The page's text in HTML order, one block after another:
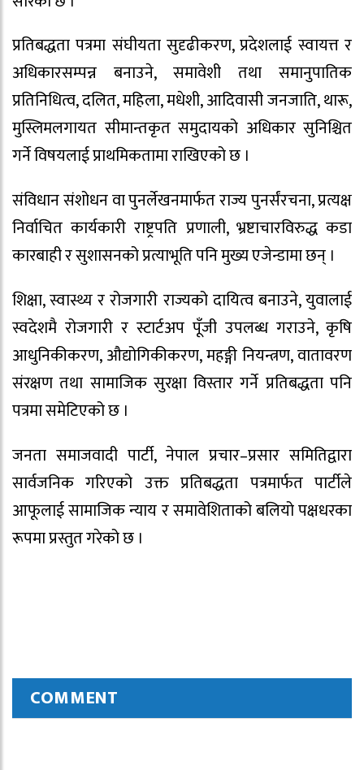
प्रतिबद्धता पत्रमा संघीयता सुदृढीकरण, प्रदेशलाई स्वायत्त र
अधिकारसम्पन्न बनाउने, समावेशी तथा समानुपातिक
प्रतिनिधित्व, दलित, महिला, मधेशी, आदिवासी जनजाति, थारू,
मुस्लिमलगायत सीमान्तकृत समुदायको अधिकार सुनिश्चित
गर्ने विषयलाई प्राथमिकतामा राखिएको छ ।
संविधान संशोधन वा पुनर्लेखनमार्फत राज्य पुनर्संरचना, प्रत्यक्ष
निर्वाचित कार्यकारी राष्ट्रपति प्रणाली, भ्रष्टाचारविरुद्ध कडा
कारबाही र सुशासनको प्रत्याभूति पनि मुख्य एजेन्डामा छन् ।
शिक्षा, स्वास्थ्य र रोजगारी राज्यको दायित्व बनाउने, युवालाई
स्वदेशमै रोजगारी र स्टार्टअप पूँजी उपलब्ध गराउने, कृषि
आधुनिकीकरण, औद्योगिकीकरण, महङ्गी नियन्त्रण, वातावरण
संरक्षण तथा सामाजिक सुरक्षा विस्तार गर्ने प्रतिबद्धता पनि
पत्रमा समेटिएको छ ।
जनता समाजवादी पार्टी, नेपाल प्रचार–प्रसार समितिद्वारा
सार्वजनिक गरिएको उक्त प्रतिबद्धता पत्रमार्फत पार्टीले
आफूलाई सामाजिक न्याय र समावेशिताको बलियो पक्षधरका
रूपमा प्रस्तुत गरेको छ ।
COMMENT